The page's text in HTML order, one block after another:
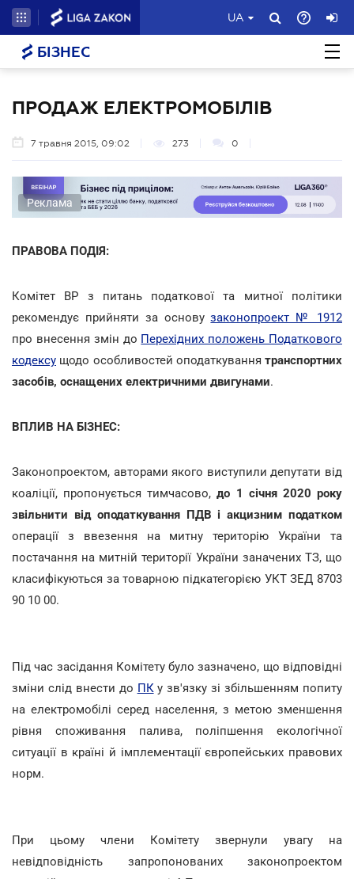
UA
БІЗНЕС
ПРОДАЖ ЕЛЕКТРОМОБІЛІВ
7 травня 2015, 09:02 273 0
Реклама
ПРАВОВА ПОДІЯ:
Комітет ВР з питань податкової та митної політики
рекомендує прийняти за основузаконопроект № 1912
про внесення змін до Перехідних положень Податкового
кодексу щодо особливостей оподаткування транспортних
засобів, оснащених електричними двигунами.
ВПЛИВ НА БІЗНЕС:
Законопроектом, авторами якого виступили депутати від
коаліції, пропонується тимчасово,до 1 січня 2020 року
звільнити від оподаткування ПДВ і акцизним податком
операції з ввезення на митну територію України та
постачання на митній території України заначених ТЗ, що
класифікуються за товарною підкатегорією УКТ ЗЕД 8703
90 10 00.
Під час засідання Комітету було зазначено, що відповідні
зміни слід внести до ПКу зв'язку зі збільшенням попиту
на електромобілі серед населення, з метою зменшення
рівня споживання палива, поліпшення екологічної
ситуації в країні й імплементації європейських правових
норм.
При цьому члени Комітету звернули увагу на
невідповідність запропонованих законопроектом